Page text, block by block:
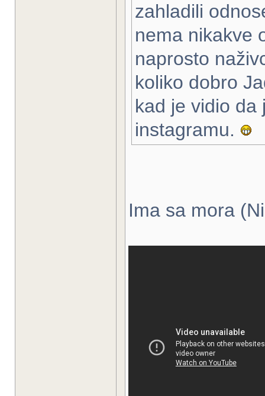
zahladili
nema nikakve
naprosto
koliko dobro
kad je vidio da
instagramu.
Ima sa mora